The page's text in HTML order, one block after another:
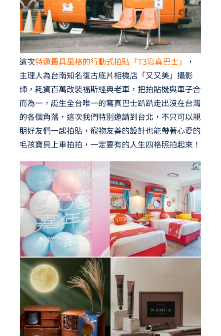
這次特邀最具風格的行動式拍貼「T3寫真巴士」
，
主理人為台南知名復古底片相機店「又又美」攝影
師，耗資百萬改裝福斯經典老車，把拍貼機與車子合
而為一，誕生全台唯一的寫真巴士趴趴走出沒在台灣
的各個角落，這次我們特別邀請到台北，不只可以親
朋好友們一起拍貼，寵物友善的設計也能帶著心愛的
毛孩寶貝上車拍拍，一定要有的人生四格照拍起來！